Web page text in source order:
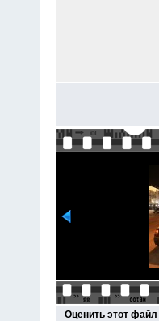
Оценить этот файл